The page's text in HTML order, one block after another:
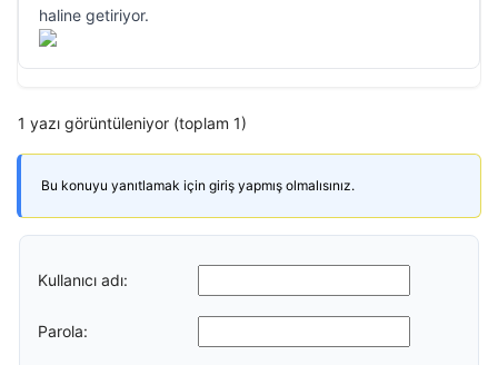
haline getiriyor.
1 yazı görüntüleniyor (toplam 1)
Bu konuyu yanıtlamak için giriş yapmış olmalısınız.
Kullanıcı adı:
Parola: